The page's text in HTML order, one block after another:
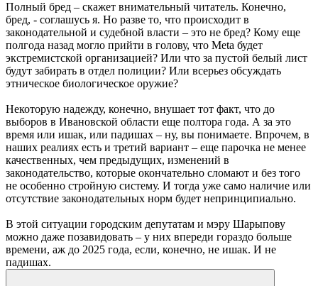
Полный бред – скажет внимательный читатель. Конечно,
бред, - соглашусь я. Но разве то, что происходит в
законодательной и судебной власти – это не бред? Кому еще
полгода назад могло прийти в голову, что Meta будет
экстремистской организацией? Или что за пустой белый лист
будут забирать в отдел полиции? Или всерьез обсуждать
этническое биологическое оружие?
Некоторую надежду, конечно, внушает тот факт, что до
выборов в Ивановской области еще полтора года. А за это
время или ишак, или падишах – ну, вы понимаете. Впрочем, в
наших реалиях есть и третий вариант – еще парочка не менее
качественных, чем предыдущих, изменений в
законодательство, которые окончательно сломают и без того
не особенно стройную систему. И тогда уже само наличие или
отсутствие законодательных норм будет непринципиально.
В этой ситуации городским депутатам и мэру Шарыпову
можно даже позавидовать – у них впереди гораздо больше
времени, аж до 2025 года, если, конечно, не ишак. И не
падишах.